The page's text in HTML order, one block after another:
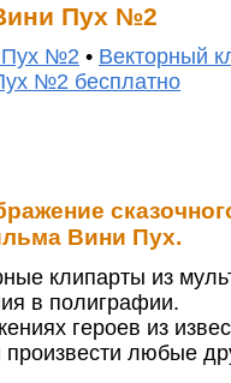
Пух №2
Пух №2 • Векторный
№2 бесплатно
Вини Пух.
клипарты из
в полиграфии.
героев из
произвести любые